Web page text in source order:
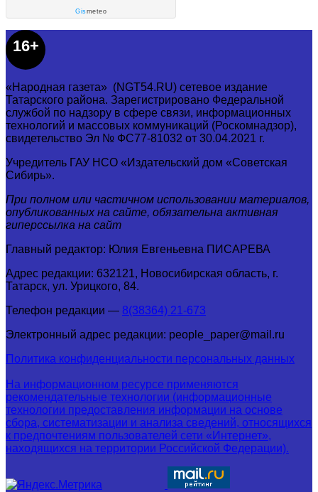
Gismeteo
16+
«Народная газета» (NGT54.RU) сетевое издание
Татарского района. Зарегистрировано Федеральной
службой по надзору в сфере связи, информационных
технологий и массовых коммуникаций (Роскомнадзор),
свидетельство Эл № ФС77-81032 от 30.04.2021 г.
Учредитель ГАУ НСО «Издательский дом «Советская
Сибирь».
При полном или частичном использовании материалов,
опубликованных на сайте, обязательна активная
гиперссылка на сайт
Главный редактор: Юлия Евгеньевна ПИСАРЕВА
Адрес редакции: 632121, Новосибирская область, г.
Татарск, ул. Урицкого, 84.
Телефон редакции — 8(38364) 21-673
Электронный адрес редакции: people_paper@mail.ru
Политика конфиденциальности персональных данных
На информационном ресурсе применяются
рекомендательные технологии (информационные
технологии предоставления информации на основе
сбора, систематизации и анализа сведений, относящихся
к предпочтениям пользователей сети «Интернет»,
находящихся на территории Российской Федерации).